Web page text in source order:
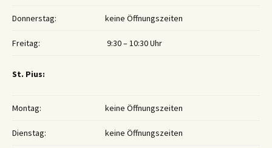
Donnerstag: keine Öffnungszeiten
Freitag: 9:30 – 10:30 Uhr
St. Pius:
Montag: keine Öffnungszeiten
Dienstag: keine Öffnungszeiten